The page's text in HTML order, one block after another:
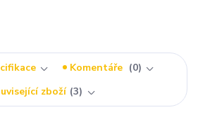
Komentáře
0
zboží 3